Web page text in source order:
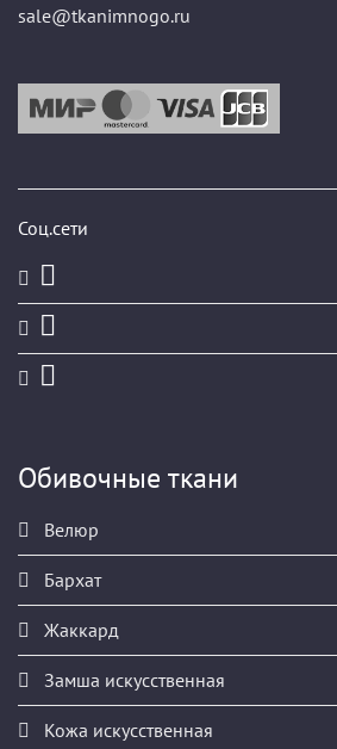
sale@tkanimnogo.ru
Соц.сети
Обивочные ткани
Велюр
Бархат
Жаккард
Замша искусственная
Кожа искусственная